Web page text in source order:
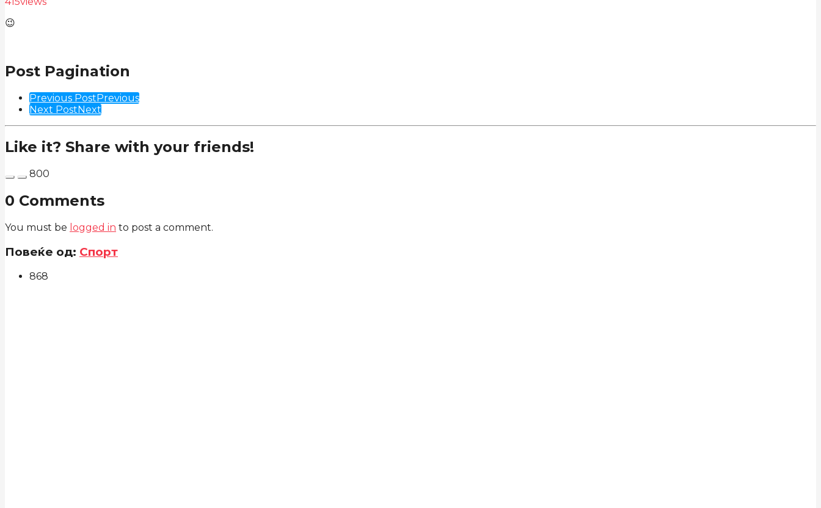
😉
Post Pagination
Previous PostPrevious
Next PostNext
Like it? Share with your friends!
800
0 Comments
You must be logged in to post a comment.
Повеќе од: Спорт
868